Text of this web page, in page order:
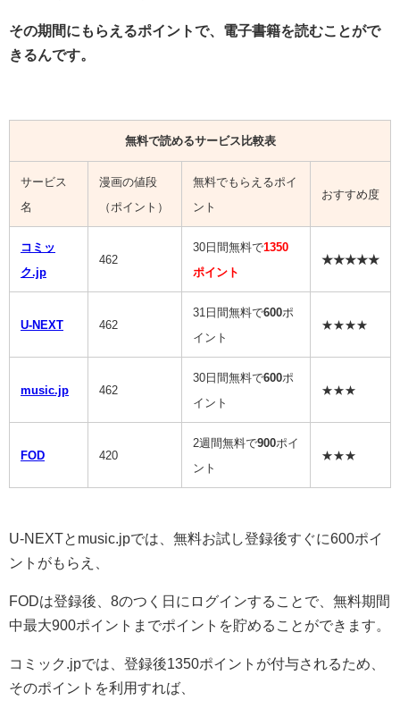
その期間にもらえるポイントで、電子書籍を読むことがで
きるんです。
無料で読めるサービス比較表
サービス
名
漫画の値段
（ポイント）
無料でもらえるポイ
ント
おすすめ度
コミッ
ク.jp
462
30日間無料で1350
ポイント
★★★★★
U-NEXT 462
31日間無料で600ポ
イント
★★★★
music.jp 462
30日間無料で600ポ
イント
★★★
FOD 420
2週間無料で900ポイ
ント
★★★
U-NEXTとmusic.jpでは、無料お試し登録後すぐに600ポイ
ントがもらえ、
FODは登録後、8のつく日にログインすることで、無料期間
中最大900ポイントまでポイントを貯めることができます。
コミック.jpでは、登録後1350ポイントが付与されるため、
そのポイントを利用すれば、